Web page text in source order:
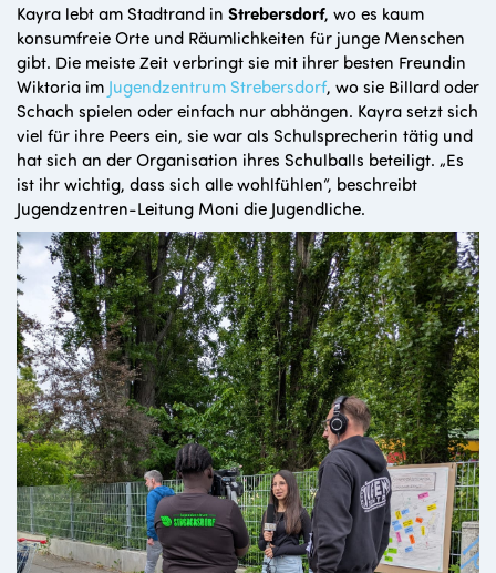
Kayra lebt am Stadtrand in Strebersdorf, wo es kaum
konsumfreie Orte und Räumlichkeiten für junge Menschen
gibt. Die meiste Zeit verbringt sie mit ihrer besten Freundin
Wiktoria im Jugendzentrum Strebersdorf, wo sie Billard oder
Schach spielen oder einfach nur abhängen. Kayra setzt sich
viel für ihre Peers ein, sie war als Schulsprecherin tätig und
hat sich an der Organisation ihres Schulballs beteiligt. „Es
ist ihr wichtig, dass sich alle wohlfühlen“, beschreibt
Jugendzentren-Leitung Moni die Jugendliche.